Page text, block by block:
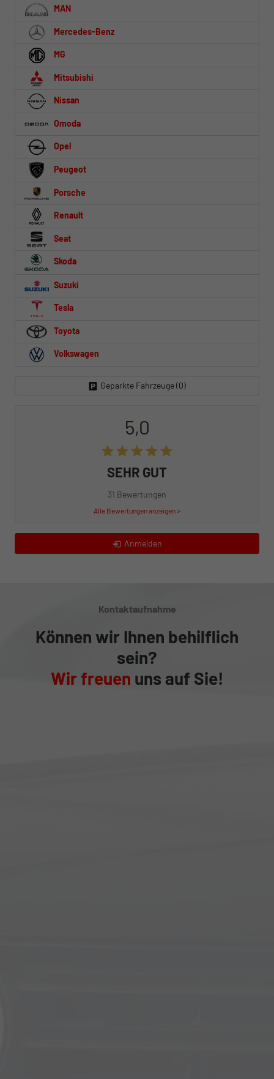
MAN
Mercedes-Benz
MG
Mitsubishi
Nissan
Omoda
Opel
Peugeot
Porsche
Renault
Seat
Skoda
Suzuki
Tesla
Toyota
Volkswagen
Geparkte Fahrzeuge (0)
5,0
SEHR GUT
31 Bewertungen
Alle Bewertungen anzeigen >
Anmelden
Kontaktaufnahme
Können wir Ihnen behilflich
sein?
Wir freuen uns auf Sie!